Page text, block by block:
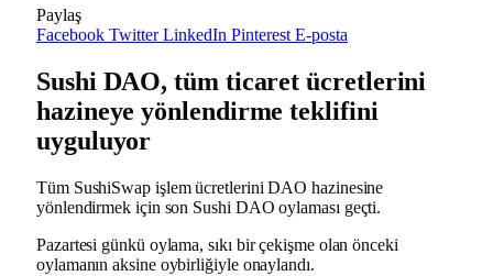
Paylaş
Facebook Twitter LinkedIn Pinterest E-posta
Sushi DAO, tüm ticaret ücretlerini
hazineye yönlendirme teklifini
uyguluyor
Tüm SushiSwap işlem ücretlerini DAO hazinesine
yönlendirmek için son Sushi DAO oylaması geçti.
Pazartesi günkü oylama, sıkı bir çekişme olan önceki
oylamanın aksine oybirliğiyle onaylandı.